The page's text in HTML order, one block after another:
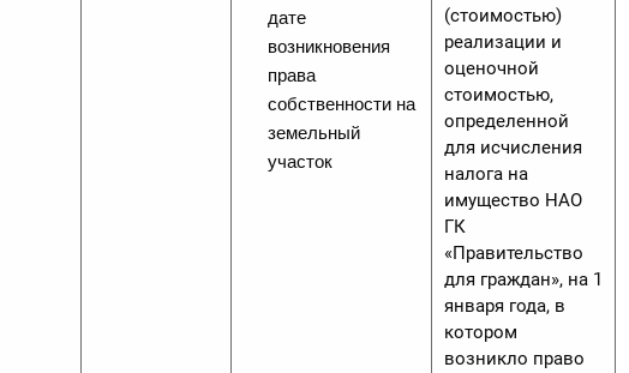
дате
возникновения
права
собственности на
земельный
участок
(стоимостью)
реализации и
оценочной
стоимостью,
определенной
для исчисления
налога на
имущество НАО
ГК
«Правительство
для граждан», на 1
января года, в
котором
возникло право